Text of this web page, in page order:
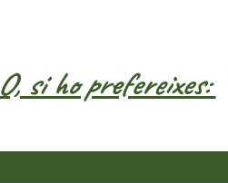
O, si ho prefereixes: